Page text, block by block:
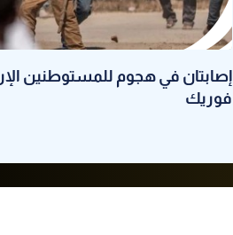
إصابتان في هجوم للمستوطنين
فوريك